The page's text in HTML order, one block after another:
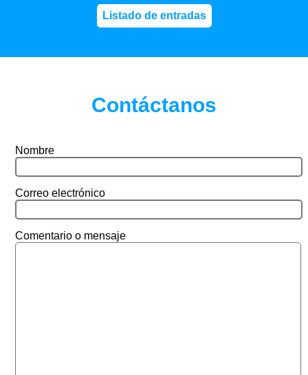
Listado de entradas
Contáctanos
Nombre
Correo electrónico
Comentario o mensaje